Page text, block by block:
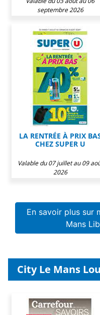
septembre 2026
LA RENTRÉE À PRIX
CHEZ SUPER U
Valable du 07 juillet au 09
2026
En savoir plus sur
Mans
City Le Mans